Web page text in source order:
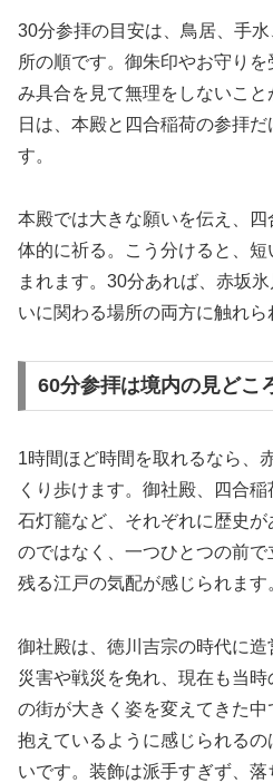
30分参拝の目安は、鳥居、手
所の順です。御朱印やお守り
み具合を見て無理をしないこ
日は、本殿と四合稲荷の参拝
す。
本殿では大きな願いを伝え、
体的に祈る。こう分けると、
まれます。30分あれば、赤坂
いに関わる場所の両方に触れら
60分参拝は境内の見どこ
1時間ほど時間を取れるなら、
くり歩けます。御社殿、四合稲
石灯籠など、それぞれに歴史
のではなく、一つひとつの前
残る江戸の気配が感じられます
御社殿は、徳川吉宗の時代に
災害や戦災を免れ、現在も当
の街が大きく姿を変えてきた
抱えているように感じられる
いです。装飾は派手すぎず、落